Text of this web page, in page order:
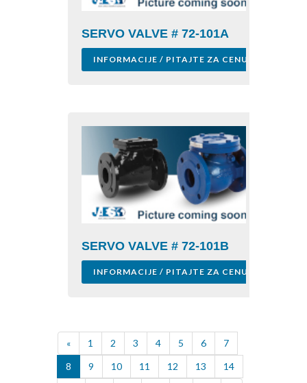
SERVO VALVE # 72-101A
INFORMACIJE / PITAJTE ZA CENU
SERVO VALVE # 72-101B
INFORMACIJE / PITAJTE ZA CENU
« 1 2 3 4 5 6
7
8
9 10 11 12 13
14